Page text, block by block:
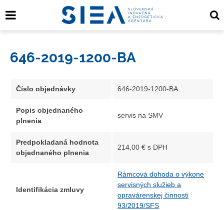
646-2019-1200-BA
Číslo objednávky 646-2019-1200-BA
Popis objednaného
plnenia
servis na SMV
Predpokladaná hodnota
objednaného plnenia
214,00 € s DPH
Identifikácia zmluvy
Rámcová dohoda o výkone
servisných služieb a
opravárenskej činnosti
93/2019/SFS